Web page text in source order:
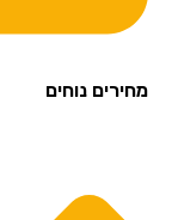
מחירים נוחים